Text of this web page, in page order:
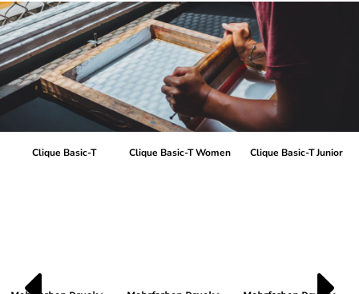
Clique Basic-T Clique Basic-T Women Clique Basic-T Junior